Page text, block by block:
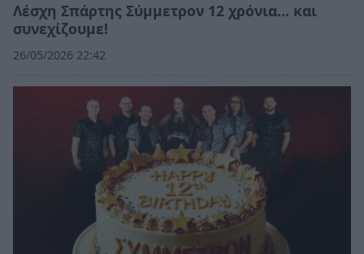
Λέσχη Σπάρτης Σύμμετρον 12 χρόνια... και
συνεχίζουμε!
26/05/2026 22:42